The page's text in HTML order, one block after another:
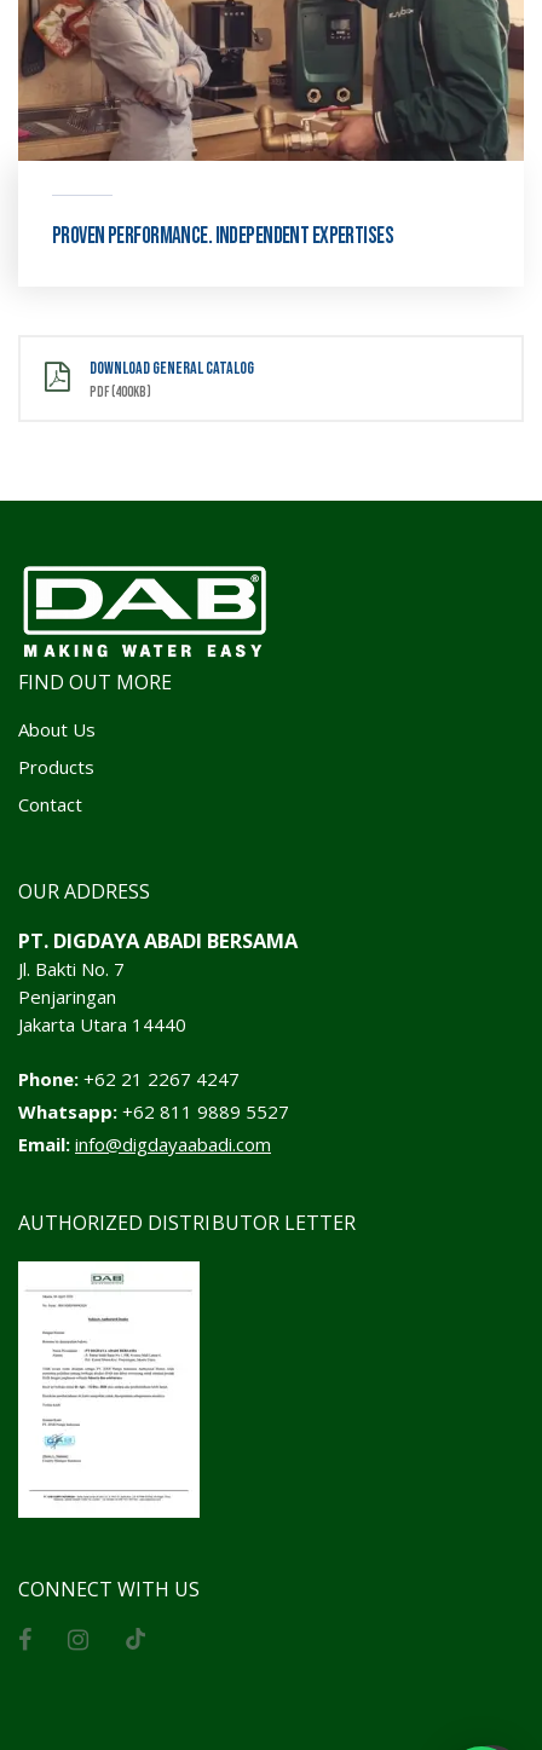
Proven performance. Independent expertises
DOWNLOAD GENERAL CATALOG
PDF (400kb)
FIND OUT MORE
About Us
Products
Contact
OUR ADDRESS
PT. DIGDAYA ABADI BERSAMA
Jl. Bakti No. 7
Penjaringan
Jakarta Utara 14440
Phone: +62 21 2267 4247
Whatsapp: +62 811 9889 5527
Email: info@digdayaabadi.com
AUTHORIZED DISTRIBUTOR LETTER
CONNECT WITH US